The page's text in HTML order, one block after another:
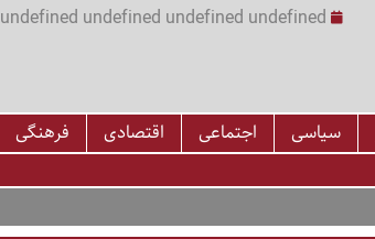
undefined undefined undefined undefined | ساعت undefined:undefined
سیاسی اجتماعی اقتصادی فرهنگی